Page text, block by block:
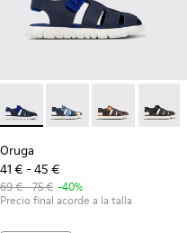
Oruga - K800242-024 -
Oruga - K800242-
Oruga -Oruga
Oruga
41 € - 45 €
69 € - 75 € -40%
Precio final acorde a la talla